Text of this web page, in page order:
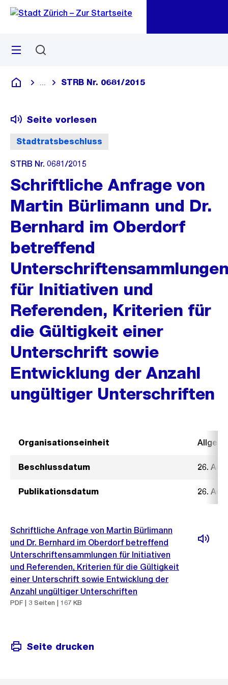
Navigation
Sprunglink
Menü
Deutsch
Blende alle Breadcrumbs ein
STRB Nr. 0681/2015
Stadtratsbeschluss
Seite vorlesen
STRB Nr. 0681/2015
Schriftliche Anfrage von
Martin Bürlimann und Dr.
Bernhard im Oberdorf
betreffend
für Initiativen und
Referenden, Kriterien für
die Gültigkeit einer
Unterschrift sowie
Entwicklung der Anzahl
ungültiger Unterschriften
Organisationseinheit
Beschlussdatum 26.
Publikationsdatum 26.
Schriftliche Anfrage von Martin Bürlimann
und Dr. Bernhard im Oberdorf betreffend
Unterschriftensammlungen für Initiativen
und Referenden, Kriterien für die Gültigkeit
einer Unterschrift sowie Entwicklung der
Anzahl ungültiger Unterschriften
PDF | 3 Seiten | 167 KB
Seite drucken